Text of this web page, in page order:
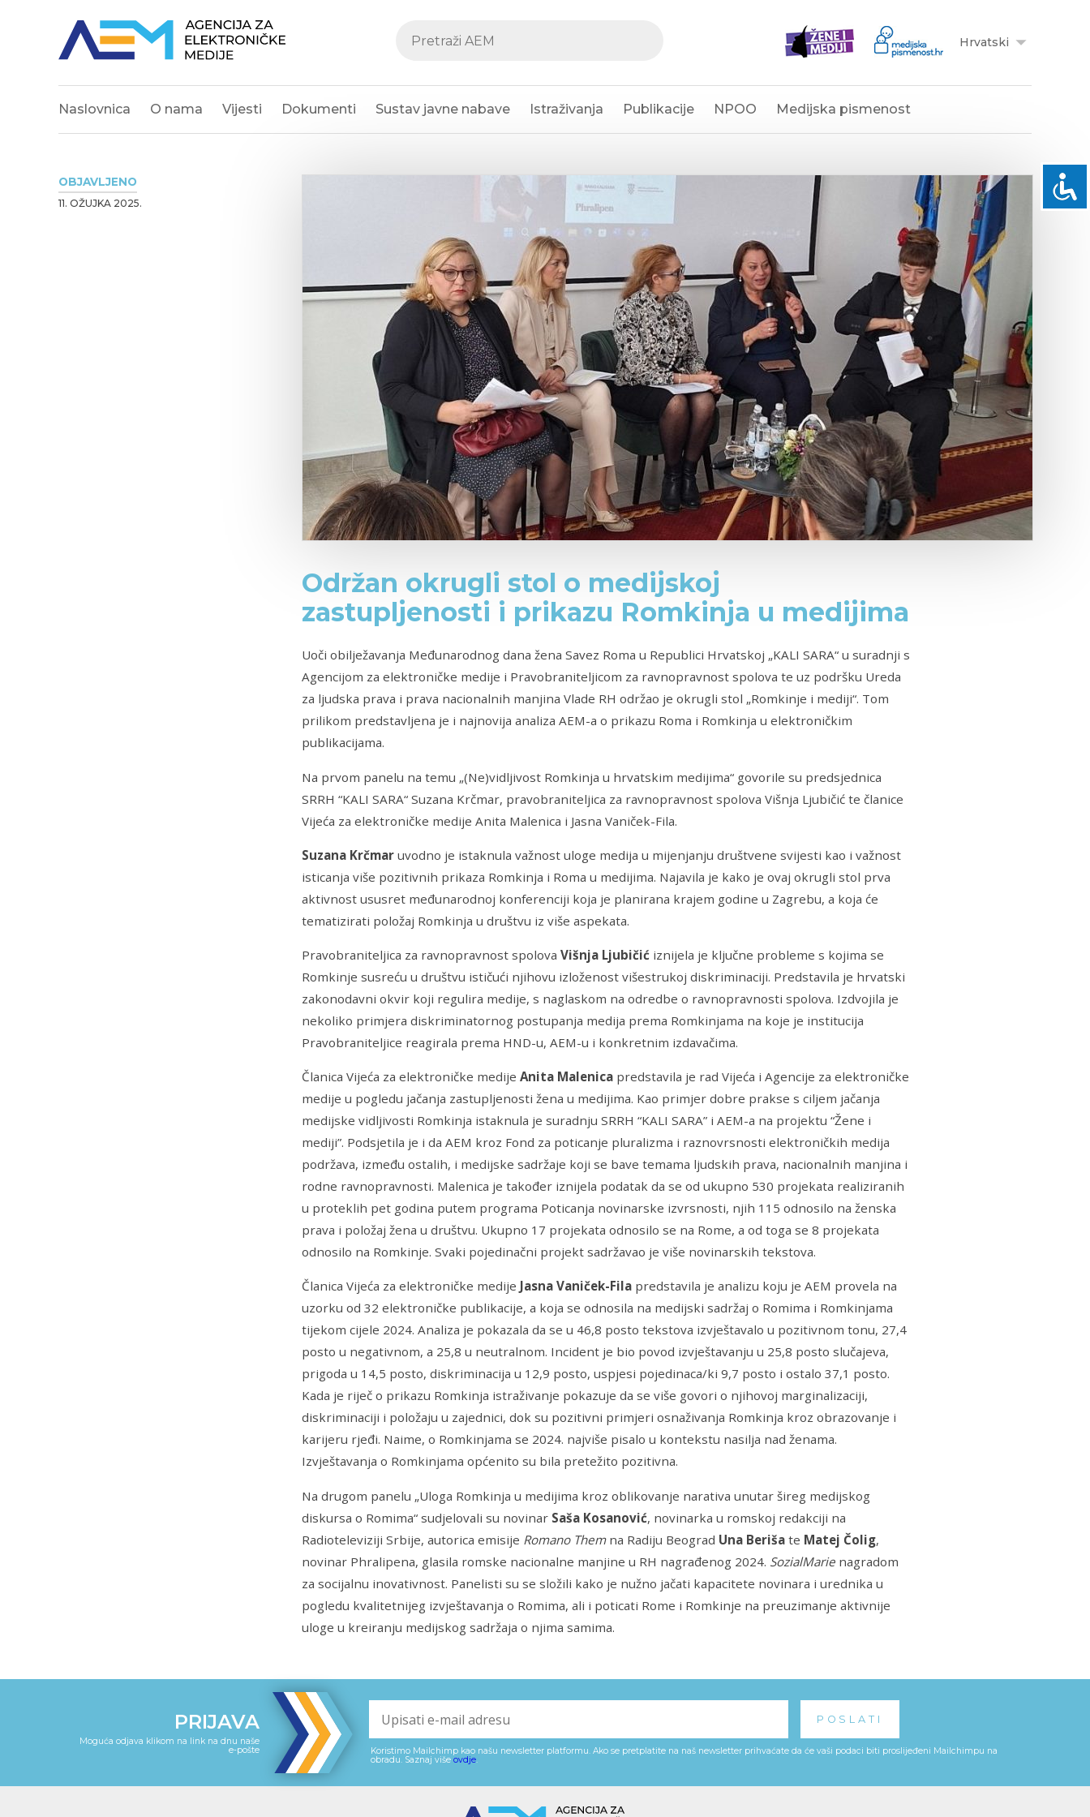
Hrvatski
Naslovnica O nama Vijesti Dokumenti Sustav javne nabave Istraživanja Publikacije NPOO Medijska pismenost
OBJAVLJENO
11. OŽUJKA 2025.
Održan okrugli stol o medijskoj
zastupljenosti i prikazu Romkinja u medijima
Uoči obilježavanja Međunarodnog dana žena Savez Roma u Republici Hrvatskoj „KALI SARA“ u suradnji s
Agencijom za elektroničke medije i Pravobraniteljicom za ravnopravnost spolova te uz podršku Ureda
za ljudska prava i prava nacionalnih manjina Vlade RH održao je okrugli stol „Romkinje i mediji“. Tom
prilikom predstavljena je i najnovija analiza AEM-a o prikazu Roma i Romkinja u elektroničkim
publikacijama.
Na prvom panelu na temu „(Ne)vidljivost Romkinja u hrvatskim medijima“ govorile su predsjednica
SRRH “KALI SARA“ Suzana Krčmar, pravobraniteljica za ravnopravnost spolova Višnja Ljubičić te članice
Vijeća za elektroničke medije Anita Malenica i Jasna Vaniček-Fila.
Suzana Krčmar uvodno je istaknula važnost uloge medija u mijenjanju društvene svijesti kao i važnost
isticanja više pozitivnih prikaza Romkinja i Roma u medijima. Najavila je kako je ovaj okrugli stol prva
aktivnost ususret međunarodnoj konferenciji koja je planirana krajem godine u Zagrebu, a koja će
tematizirati položaj Romkinja u društvu iz više aspekata.
Pravobraniteljica za ravnopravnost spolova Višnja Ljubičić iznijela je ključne probleme s kojima se
Romkinje susreću u društvu ističući njihovu izloženost višestrukoj diskriminaciji. Predstavila je hrvatski
zakonodavni okvir koji regulira medije, s naglaskom na odredbe o ravnopravnosti spolova. Izdvojila je
nekoliko primjera diskriminatornog postupanja medija prema Romkinjama na koje je institucija
Pravobraniteljice reagirala prema HND-u, AEM-u i konkretnim izdavačima.
Članica Vijeća za elektroničke medije Anita Malenica predstavila je rad Vijeća i Agencije za elektroničke
medije u pogledu jačanja zastupljenosti žena u medijima. Kao primjer dobre prakse s ciljem jačanja
medijske vidljivosti Romkinja istaknula je suradnju SRRH “KALI SARA” i AEM-a na projektu “Žene i
mediji”. Podsjetila je i da AEM kroz Fond za poticanje pluralizma i raznovrsnosti elektroničkih medija
podržava, između ostalih, i medijske sadržaje koji se bave temama ljudskih prava, nacionalnih manjina i
rodne ravnopravnosti. Malenica je također iznijela podatak da se od ukupno 530 projekata realiziranih
u proteklih pet godina putem programa Poticanja novinarske izvrsnosti, njih 115 odnosilo na ženska
prava i položaj žena u društvu. Ukupno 17 projekata odnosilo se na Rome, a od toga se 8 projekata
odnosilo na Romkinje. Svaki pojedinačni projekt sadržavao je više novinarskih tekstova.
Članica Vijeća za elektroničke medije Jasna Vaniček-Fila predstavila je analizu koju je AEM provela na
uzorku od 32 elektroničke publikacije, a koja se odnosila na medijski sadržaj o Romima i Romkinjama
tijekom cijele 2024. Analiza je pokazala da se u 46,8 posto tekstova izvještavalo u pozitivnom tonu, 27,4
posto u negativnom, a 25,8 u neutralnom. Incident je bio povod izvještavanju u 25,8 posto slučajeva,
prigoda u 14,5 posto, diskriminacija u 12,9 posto, uspjesi pojedinaca/ki 9,7 posto i ostalo 37,1 posto.
Kada je riječ o prikazu Romkinja istraživanje pokazuje da se više govori o njihovoj marginalizaciji,
diskriminaciji i položaju u zajednici, dok su pozitivni primjeri osnaživanja Romkinja kroz obrazovanje i
karijeru rjeđi. Naime, o Romkinjama se 2024. najviše pisalo u kontekstu nasilja nad ženama.
Izvještavanja o Romkinjama općenito su bila pretežito pozitivna.
Na drugom panelu „Uloga Romkinja u medijima kroz oblikovanje narativa unutar šireg medijskog
diskursa o Romima“ sudjelovali su novinar Saša Kosanović, novinarka u romskoj redakciji na
Radioteleviziji Srbije, autorica emisije Romano Themna Radiju Beograd Una Beriša te Matej Čolig,
novinar Phralipena, glasila romske nacionalne manjine u RH nagrađenog 2024. SozialMarie nagradom
za socijalnu inovativnost. Panelisti su se složili kako je nužno jačati kapacitete novinara i urednika u
pogledu kvalitetnijeg izvještavanja o Romima, ali i poticati Rome i Romkinje na preuzimanje aktivnije
uloge u kreiranju medijskog sadržaja o njima samima.
PRIJAVA
Moguća odjava klikom na link na dnu naše
e-pošte
Koristimo Mailchimp kao našu newsletter platformu. Ako se pretplatite na naš newsletter prihvaćate da će vaši podaci biti proslijeđeni Mailchimpu na
obradu. Saznaj više ovdje.